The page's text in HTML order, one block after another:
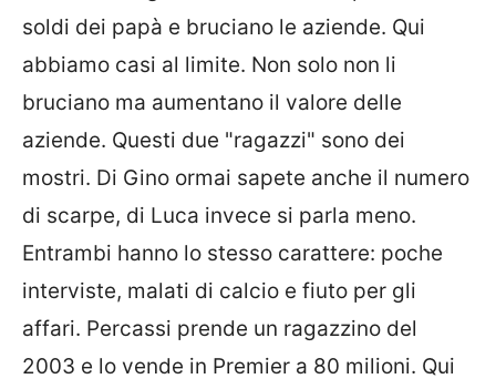
soldi dei papà e bruciano le aziende. Qui
abbiamo casi al limite. Non solo non li
bruciano ma aumentano il valore delle
aziende. Questi due "ragazzi" sono dei
mostri. Di Gino ormai sapete anche il numero
di scarpe, di Luca invece si parla meno.
Entrambi hanno lo stesso carattere: poche
interviste, malati di calcio e fiuto per gli
affari. Percassi prende un ragazzino del
2003 e lo vende in Premier a 80 milioni. Qui